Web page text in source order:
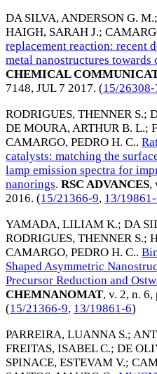
DA SILVA, ANDERSON G. M.;
HAIGH, SARAH J.;
replacement reaction: recent
metal nanostructures
CHEMICAL
7148, JUL 7 2017. (15/26308-
RODRIGUES, THENNER S.;
DE MOURA, ARTHUR B. L.;
CAMARGO, PEDRO H. C..
catalysts: matching the
lamp emission spectra for
nanorings. RSC ADVANCES,
2016. (15/21366-9, 13/
YAMADA, LILIAM K.; DA
RODRIGUES, THENNER S.;
CAMARGO, PEDRO H. C..
Shaped Asymmetric
Precursor Reduction and
CHEMNANOMAT, v. 2, n.
(15/21366-9, 13/19861-6)
PARREIRA, LUANNA S.;
FREITAS, ISABEL C.; DE
SPINACE, ESTEVAM V.;